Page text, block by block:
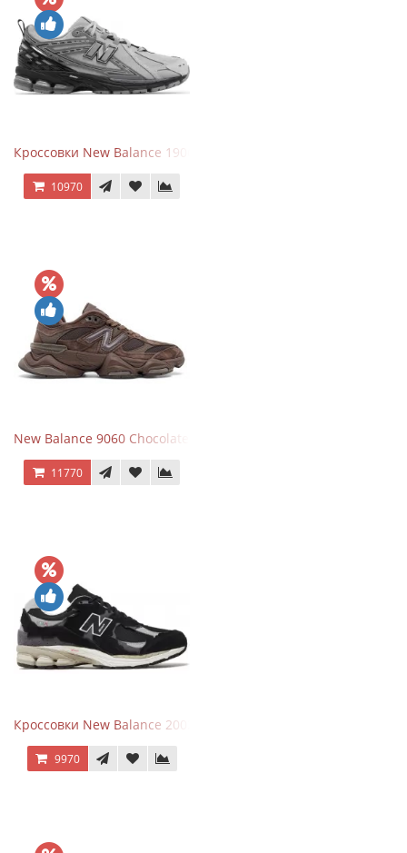
Кроссовки New Balance 1906R Brighton Grey
10970
New Balance 9060 Chocolate Brown
11770
Кроссовки New Balance 2002R Protection Pack Black Grey
9970